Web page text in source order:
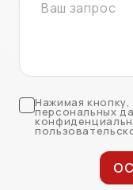
Нажимая
персональных